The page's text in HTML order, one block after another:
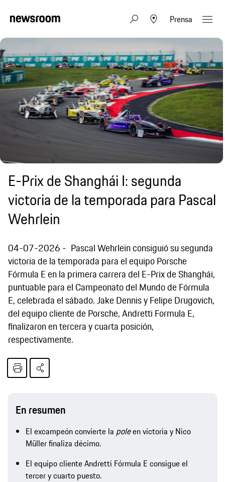
Prensa
E-Prix de Shanghái I: segunda
victoria de la temporada para Pascal
Wehrlein
04-07-2026
Pascal Wehrlein consiguió su segunda
victoria de la temporada para el equipo Porsche
Fórmula E en la primera carrera del E-Prix de Shanghái,
puntuable para el Campeonato del Mundo de Fórmula
E, celebrada el sábado. Jake Dennis y Felipe Drugovich,
del equipo cliente de Porsche, Andretti Formula E,
finalizaron en tercera y cuarta posición,
respectivamente.
En resumen
El excampeón convierte la poleen victoria y Nico
Müller finaliza décimo.
El equipo cliente Andretti Fórmula E consigue el
tercer y cuarto puesto.